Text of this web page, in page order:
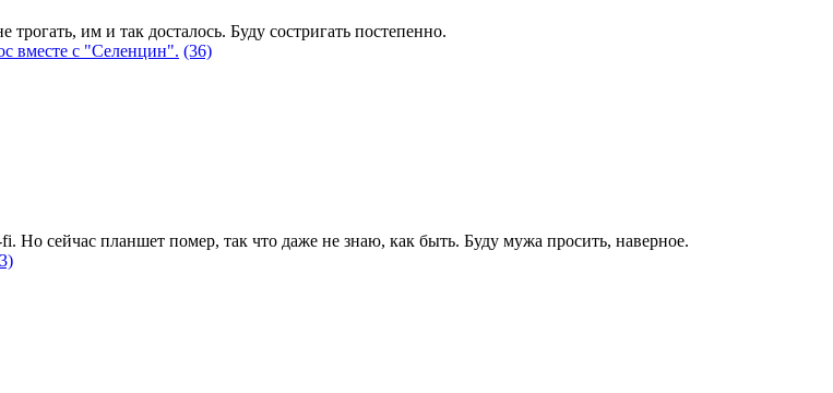
им и так досталось. Буду состригать постепенно.
вместе с "Селенцин". (36)
Но сейчас планшет помер, так что даже не знаю, как быть. Буду мужа просить, наверное.